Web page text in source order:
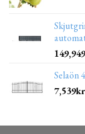
149,949
Selaön
7,539kr